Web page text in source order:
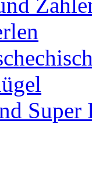
Super